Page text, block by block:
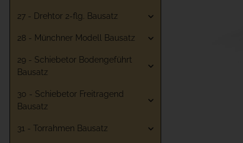
27 - Drehtor 2-flg. Bausatz
28 - Münchner Modell Bausatz
29 - Schiebetor Bodengeführt
Bausatz
30 - Schiebetor Freitragend
Bausatz
31 - Torrahmen Bausatz